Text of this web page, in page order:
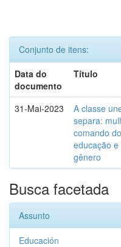
Conjunto de itens:
Data do
documento
Título
31-Mai-2023
A classe
separa:
comando
educação
gênero
Busca facetada
Assunto
Educación